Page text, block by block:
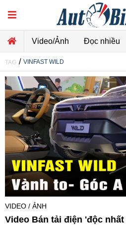
Video/Ảnh Đọc nhiều
TAG / VINFAST WILD
VIDEO / ẢNH
Video Bán tải điện 'độc